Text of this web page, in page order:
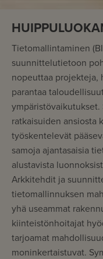
Tietomallintaminen
suunnittelutietoon
nopeuttaa projekteja,
parantaa
ratkaisuiden ansiosta
työskentelevät
samoja ajantasaisia
alustavista
Arkkitehdit ja
tietomallinnuksen
yhä useammat
kiinteistönhoitajat
tarjoamat
moninkertaistuvat.